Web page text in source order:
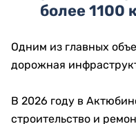
более 1100
Одним из главных
дорожная
В 2026 году в
строительство и